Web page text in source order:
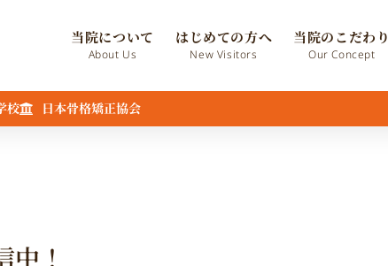
当院について
About Us
はじめての方へ
New Visitors
当院のこだわり
Our Concept
校 日本骨格矯正協会
！